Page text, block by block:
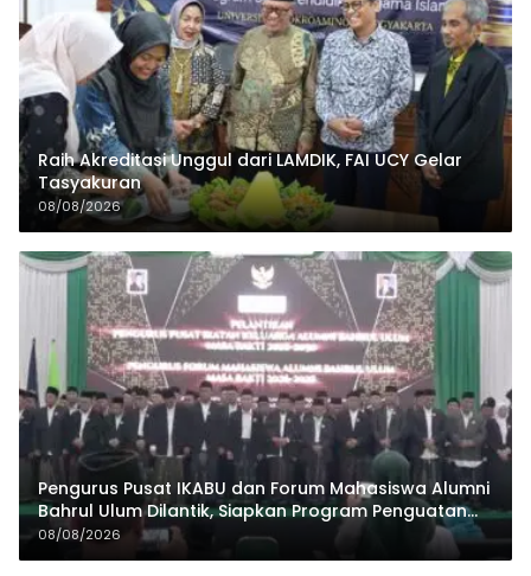
Raih Akreditasi Unggul dari LAMDIK, FAI UCY Gelar
Tasyakuran
08/08/2026
Pengurus Pusat IKABU dan Forum Mahasiswa Alumni
Bahrul Ulum Dilantik, Siapkan Program Penguatan
Organisasi dan Ekonomi
08/08/2026